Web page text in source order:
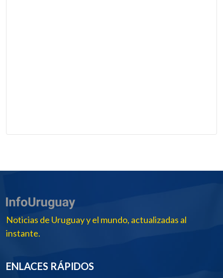
Noticias de Uruguay y el mundo, actualizadas al
instante.
ENLACES RÁPIDOS